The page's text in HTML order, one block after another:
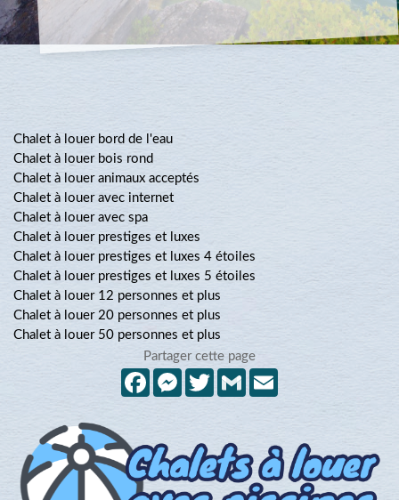
Chalet à louer bord de l'eau
Chalet à louer bois rond
Chalet à louer animaux acceptés
Chalet à louer avec internet
Chalet à louer avec spa
Chalet à louer prestiges et luxes
Chalet à louer prestiges et luxes 4 étoiles
Chalet à louer prestiges et luxes 5 étoiles
Chalet à louer 12 personnes et plus
Chalet à louer 20 personnes et plus
Chalet à louer 50 personnes et plus
Partager cette page
FacebookMessenger
TwitterGmail